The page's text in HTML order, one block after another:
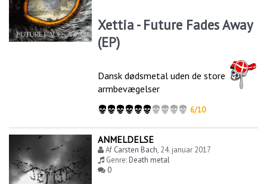
Xettia - Future Fades Away
(EP)
Dansk dødsmetal uden de store
armbevægelser
6/10
ANMELDELSE
Af Carsten Bach, 24. januar 2017
Genre:Death metal
0